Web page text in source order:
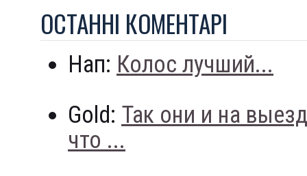
ОСТАННI КОМЕНТАРI
Нап: Колос лучший...
Gold: Так они и на
что ...